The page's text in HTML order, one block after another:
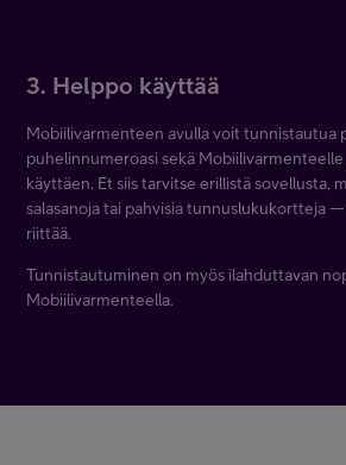
3. Helppo käyttää
Mobiilivarmenteen avulla voit tunnistautua
puhelinnumeroasi sekä
käyttäen. Et siis tarvitse erillistä sovellusta,
salasanoja tai pahvisia tunnuslukukortteja
riittää.
Tunnistautuminen on myös ilahduttavan
Mobiilivarmenteella.